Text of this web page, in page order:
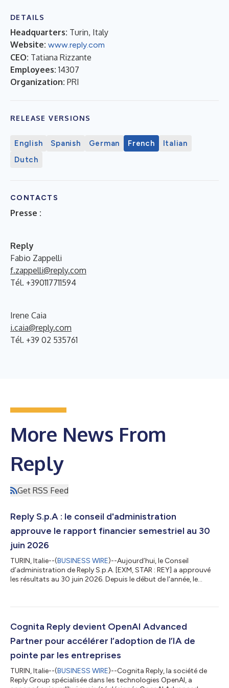
DETAILS
Headquarters: Turin, Italy
Website: www.reply.com
CEO: Tatiana Rizzante
Employees: 14307
Organization: PRI
RELEASE VERSIONS
English Spanish German French
Italian
Dutch
CONTACTS
Presse :
Reply
Fabio Zappelli
f.zappelli@reply.com
Tél. +390117711594
Irene Caia
i.caia@reply.com
Tél. +39 02 535761
More News From
Reply
Get RSS Feed
Reply S.p.A : le conseil d'administration
approuve le rapport financier semestriel au 30
juin 2026
TURIN, Italie--(BUSINESS WIRE)--Aujourd’hui, le Conseil
d’administration de Reply S.p.A. [EXM, STAR : REY] a approuvé
les résultats au 30 juin 2026. Depuis le début de l'année, le
la même période en 2025. Tous les indicateurs sont positifs
consolidé s'élève à 233,2 millions d'euros, contre 223,7 millions
d'euros en 2...
Cognita Reply devient OpenAI Advanced
Partner pour accélérer l’adoption de l’IA de
pointe par les entreprises
TURIN, Italie--(BUSINESS WIRE)--Cognita Reply, la société de
Reply Group spécialisée dans les technologies OpenAI, a